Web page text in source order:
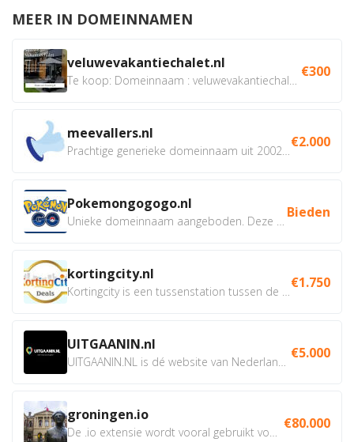
MEER IN DOMEINNAMEN
veluwevakantiechalet.nl €300
meevallers.nl €2.000
Pokemongogogo.nl Bieden
kortingcity.nl €1.750
UITGAANIN.nl €5.000
groningen.io €80.000